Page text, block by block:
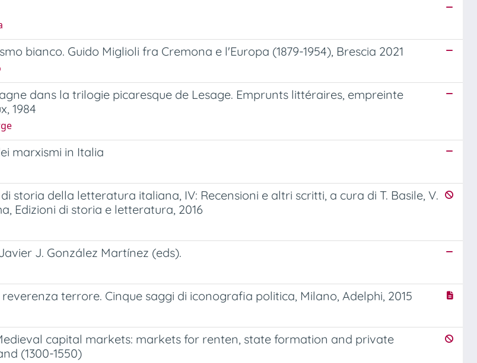
bianco. Guido Miglioli fra Cremona e l'Europa (1879-1954), Brescia 2021
dans la trilogie picaresque de Lesage. Emprunts littéraires, empreinte
1984
marxismi in Italia
storia della letteratura italiana, IV: Recensioni e altri scritti, a cura di T. Basile, V.
Edizioni di storia e letteratura, 2016
J. González Martínez (eds).
reverenza terrore. Cinque saggi di iconografia politica, Milano, Adelphi, 2015
capital markets: markets for renten, state formation and private
(1300-1550)